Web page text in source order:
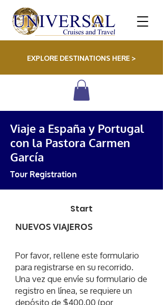
EXPLORE DESTINATIONS HERE >
Viaje a España y Portugal
con la Pastora Carmen
García
Tour Registration
Start
NUEVOS VIAJEROS
Por favor, rellene este formulario
para registrarse en su recorrido.
Una vez que envíe su formulario de
registro en línea, se requiere un